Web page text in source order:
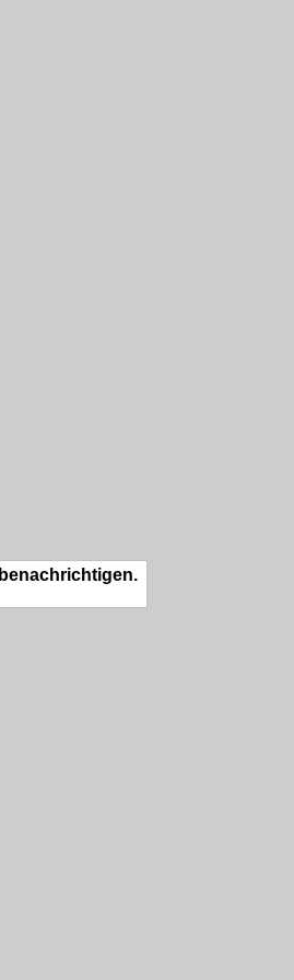
benachrichtigen.